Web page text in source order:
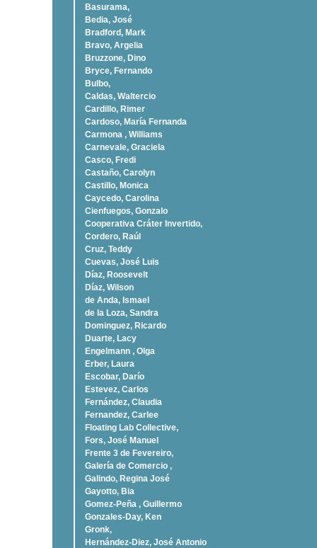
Basurama,
Bedia, José
Bradford, Mark
Bravo, Argelia
Bruzzone, Dino
Bryce, Fernando
Bulbo,
Caldas, Waltercio
Cardillo, Rimer
Cardoso, Marí­a Fernanda
Carmona , Williams
Carnevale, Graciela
Casco, Fredi
Castaño, Carolyn
Castillo, Monica
Caycedo, Carolina
Cienfuegos, Gonzalo
Cooperativa Cráter Invertido,
Cordero, Raúl
Cruz, Teddy
Cuevas, José Luis
Díaz, Roosevelt
Dí­az, Wilson
de Anda, Ismael
de la Loza, Sandra
Dominguez, Ricardo
Duarte, Lacy
Engelmann , Olga
Erber, Laura
Escobar, Darío
Estevez, Carlos
Fernández, Claudia
Fernandez, Carlee
Floating Lab Collective,
Fors, José Manuel
Frente 3 de Fevereiro,
Galería de Comercio ,
Galindo, Regina José
Gayotto, Bia
Gomez-Peña , Guillermo
Gonzales-Day, Ken
Gronk,
Hernández-Diez, José Antonio